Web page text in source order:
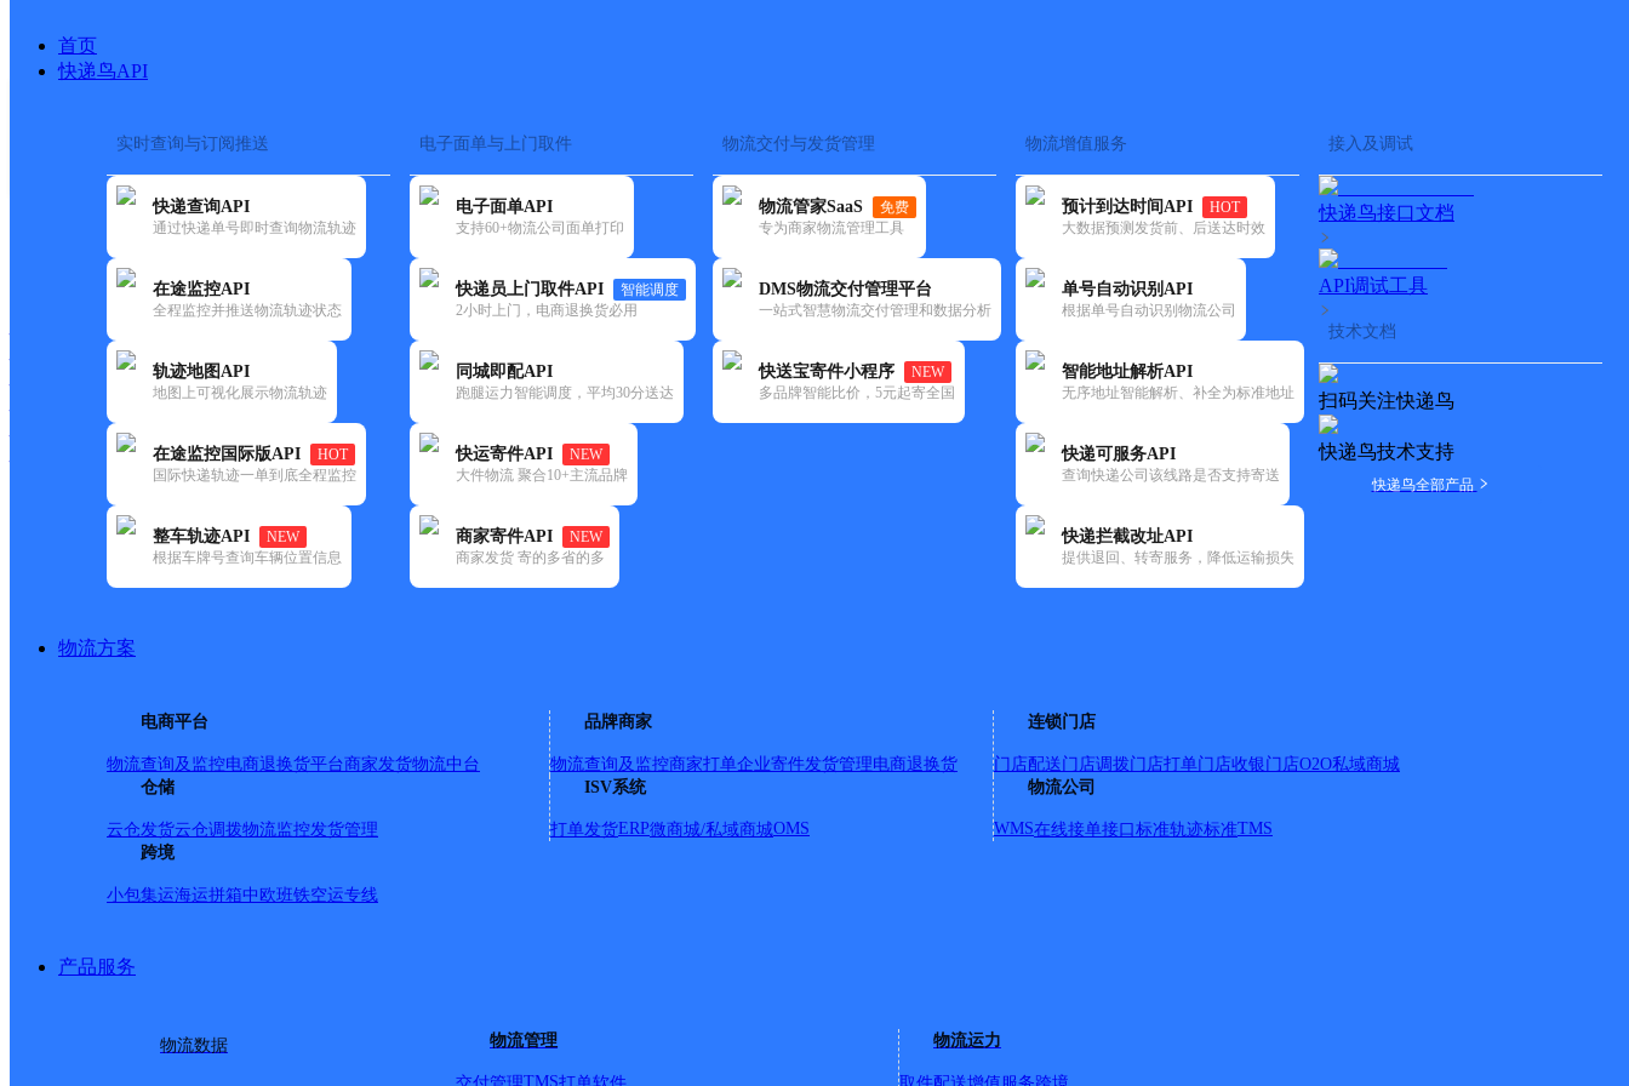
首页
快递鸟API
实时查询与订阅推送
快递查询API
通过快递单号即时查询物流轨迹
在途监控API
全程监控并推送物流轨迹状态
轨迹地图API
地图上可视化展示物流轨迹
在途监控国际版API
HOT
国际快递轨迹一单到底全程监控
整车轨迹API
NEW
根据车牌号查询车辆位置信息
电子面单与上门取件
电子面单API
支持60+物流公司面单打印
快递员上门取件API
智能调度
2小时上门，电商退换货必用
同城即配API
跑腿运力智能调度，平均30分送达
快运寄件API
NEW
大件物流 聚合10+主流品牌
商家寄件API
NEW
商家发货 寄的多省的多
物流交付与发货管理
物流管家SaaS
免费
专为商家物流管理工具
DMS物流交付管理平台
一站式智慧物流交付管理和数据分析
快送宝寄件小程序
NEW
多品牌智能比价，5元起寄全国
物流增值服务
预计到达时间API
HOT
大数据预测发货前、后送达时效
单号自动识别API
根据单号自动识别物流公司
智能地址解析API
无序地址智能解析、补全为标准地址
快递可服务API
查询快递公司该线路是否支持寄送
快递拦截改址API
提供退回、转寄服务，降低运输损失
接入及调试
快递鸟接口文档
API调试工具
技术文档
扫码关注快递鸟
快递鸟技术支持
快递鸟全部产品
物流方案
电商平台
物流查询及监控电商退换货平台商家发货物流中台
品牌商家
物流查询及监控商家打单企业寄件发货管理电商退换货
连锁门店
门店配送门店调拨门店打单门店收银门店O2O私域商城
仓储
云仓发货云仓调拨物流监控发货管理
ISV系统
打单发货ERP微商城/私域商城OMS
物流公司
WMS在线接单接口标准轨迹标准TMS
跨境
小包集运海运拼箱中欧班铁空运专线
产品服务
物流数据 物流管理
TMS
物流运力
快递大全 > 快递网点
快递大全 快运大全
NEW
城市：新乡市 ✕ 快递：顺丰速运 ✕
清空已选
递(9)
更多号码地址：和平大道110号
派送范围:全境详情
更多号码地址：水晶城南区全兴酒门市